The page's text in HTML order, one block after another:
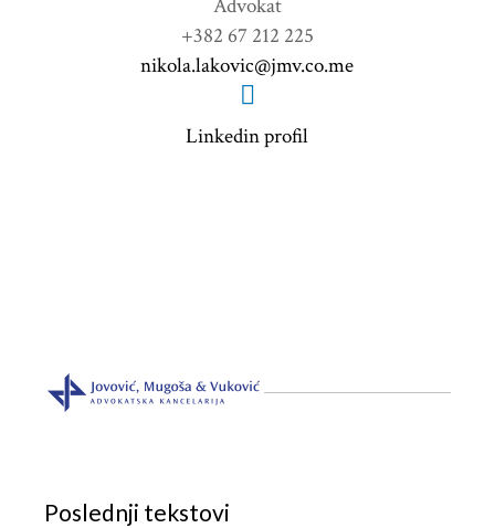
Advokat
+382 67 212 225
nikola.lakovic@jmv.co.me
Linkedin profil
Poslednji tekstovi